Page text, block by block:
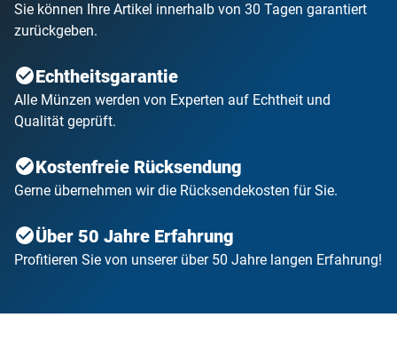
Sie können Ihre Artikel innerhalb von 30 Tagen garantiert
zurückgeben.
Echtheitsgarantie
Alle Münzen werden von Experten auf Echtheit und
Qualität geprüft.
Kostenfreie Rücksendung
Gerne übernehmen wir die Rücksendekosten für Sie.
Über 50 Jahre Erfahrung
Profitieren Sie von unserer über 50 Jahre langen Erfahrung!